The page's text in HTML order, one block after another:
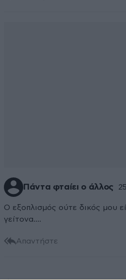
Πάντα φταίει ο άλλος
Ο εξοπλισμός ούτε δικός μου
γείτονα....
Απαντήστε